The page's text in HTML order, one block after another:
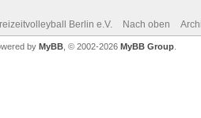
Berlin e.V. Nach oben
by MyBB , © 2002-2026 MyBB Group